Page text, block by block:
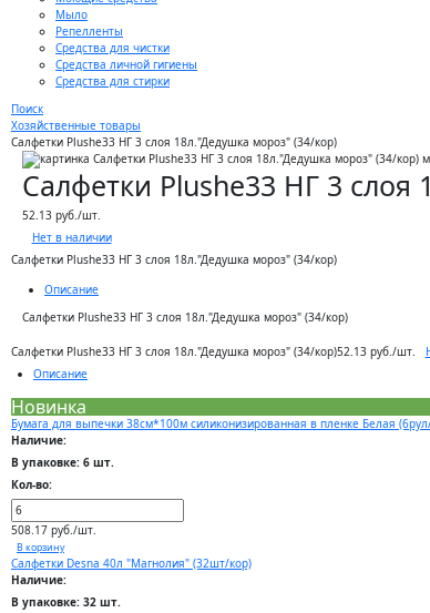
Мыло
Репелленты
Средства для чистки
Средства личной гигиены
Средства для стирки
Поиск
Хозяйственные товары
Салфетки Plushe33 НГ 3 слоя 18л."Дедушка мороз" (34/кор)
Салфетки Plushe33 НГ 3
52.13 руб./шт.
Нет в наличии
Салфетки Plushe33 НГ 3 слоя 18л."Дедушка мороз" (34/кор)
Описание
Салфетки Plushe33 НГ 3 слоя 18л."Дедушка мороз" (34/кор)
Салфетки Plushe33 НГ 3 слоя 18л."Дедушка мороз" (34/кор)52.13 руб./шт.
Описание
Новинка
Бумага для выпечки 38см*100м силиконизированная в пленке Белая
Наличие:
В упаковке: 6 шт.
Кол-во:
508.17 руб./шт.
В корзину
Салфетки Desna 40л "Магнолия" (32шт/кор)
Наличие:
В упаковке: 32 шт.